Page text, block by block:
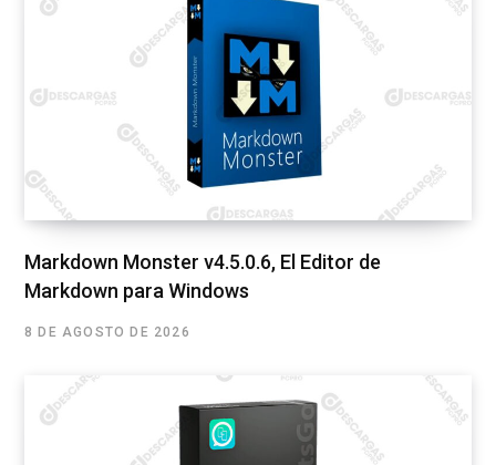
Markdown Monster v4.5.0.6, El Editor de
Markdown para Windows
8 DE AGOSTO DE 2026